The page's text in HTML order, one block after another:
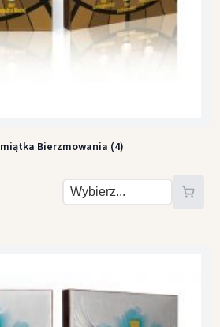
Bierzmowania (4)